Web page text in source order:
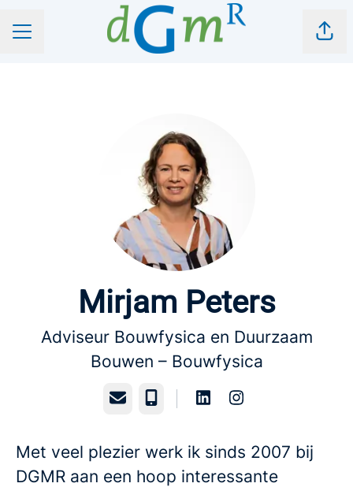
CARRIÈREMENU
Mirjam Peters
Adviseur Bouwfysica en Duurzaam
Bouwen – Bouwfysica
E-mailadresTelefoonnummer
Met veel plezier werk ik sinds 2007 bij
DGMR aan een hoop interessante